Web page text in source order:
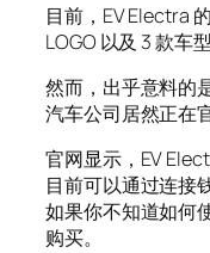
目前，EV Electra
LOGO 以及 3 款车型
然而，出乎意料的
汽车公司居然正在
官网显示，EV
目前可以通过连接
如果你不知道如何
购买。